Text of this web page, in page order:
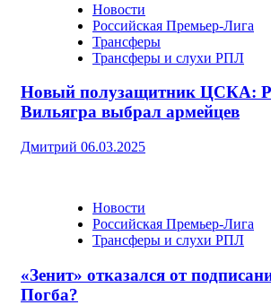
Новости
Российская Премьер-Лига
Трансферы
Трансферы и слухи РПЛ
Новый полузащитник ЦСКА:
Вильягра выбрал армейцев
Дмитрий 06.03.2025
Новости
Российская Премьер-Лига
Трансферы и слухи РПЛ
«Зенит» отказался от
Погба?